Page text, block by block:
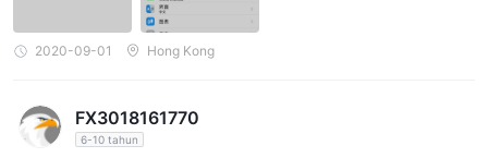
2020-09-01 Hong Kong
FX3018161770
6-10 tahun